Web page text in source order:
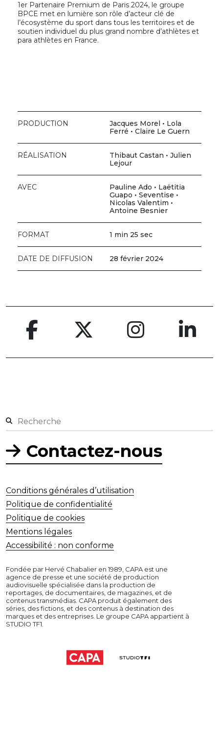
1er Partenaire Premium de Paris 2024, le groupe
BPCE met en lumière son rôle d’acteur clé de
l’écosystème du sport dans tous les territoires et de
soutien individuel du plus grand nombre d’athlètes et
para athlètes en France.
PRODUCTION
Jacques Morel • Lola
Ferré • Claire Le Guern
RÉALISATION
Thibaut Castan • Julien
Lejour
AVEC
Pauline Ado • Laëtitia
Guapo • Seventise •
Nicolas Valentim •
Antoine Besnier
FORMAT 1 min 25 sec
DATE DE DIFFUSION 28 février 2024
Fondée par Hervé Chabalier en 1989, CAPA est une
agence de presse et une société de production
audiovisuelle spécialisée dans la production de
reportages, de documentaires, de magazines, et de
contenus transmédias. CAPA produit également des
séries, des fictions, et des contenus à destination des
marques et des entreprises. Le groupe CAPA appartient à
STUDIO TF1.
Conditions générales d’utilisation
Politique de confidentialité
Politique de cookies
Mentions légales
Accessibilité : non conforme
Contactez-nous